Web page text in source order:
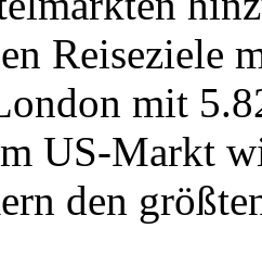
Reiseziele
mit
US-Markt
den